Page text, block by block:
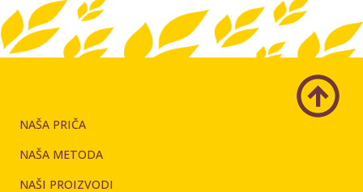
NAŠA PRIČA
NAŠA METODA
NAŠI PROIZVODI